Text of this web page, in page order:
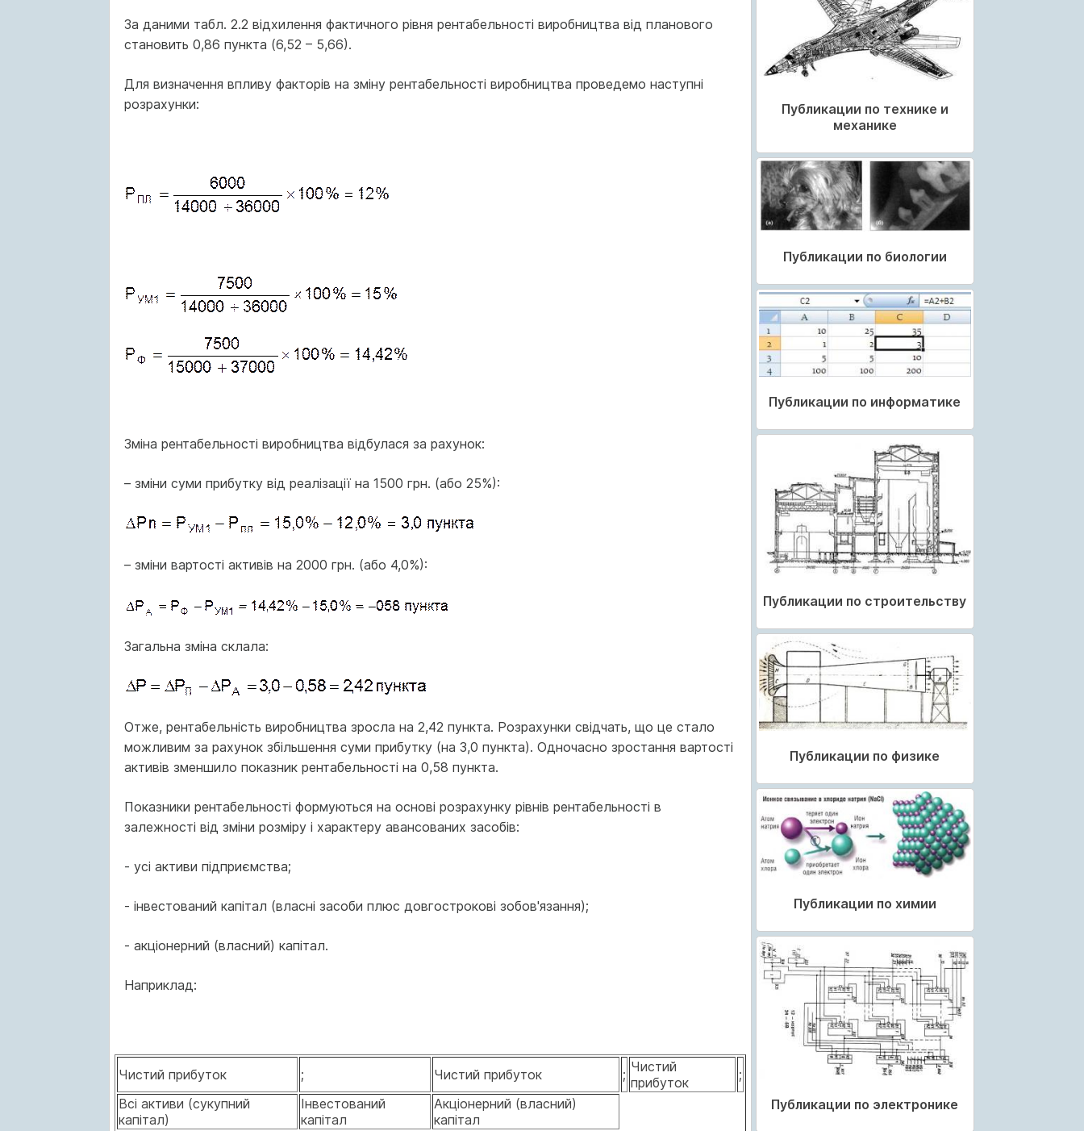
За даними табл. 2.2 відхилення фактичного рівня рентабельності виробництва від планового
становить 0,86 пункта (6,52 – 5,66).
Для визначення впливу факторів на зміну рентабельності виробництва проведемо наступні
розрахунки:
Зміна рентабельності виробництва відбулася за рахунок:
– зміни суми прибутку від реалізації на 1500 грн. (або 25%):
– зміни вартості активів на 2000 грн. (або 4,0%):
Загальна зміна склала:
Отже, рентабельність виробництва зросла на 2,42 пункта. Розрахунки свідчать, що це стало
можливим за рахунок збільшення суми прибутку (на 3,0 пункта). Одночасно зростання вартості
активів зменшило показник рентабельності на 0,58 пункта.
Показники рентабельності формуються на основі розрахунку рівнів рентабельності в
залежності від зміни розміру і характеру авансованих засобів:
- усі активи підприємства;
- інвестований капітал (власні засоби плюс довгострокові зобов'язання);
- акціонерний (власний) капітал.
Наприклад:
Чистий прибуток ; Чистий прибуток ; Чистий
прибуток
;
Всі активи (сукупний
капітал)
Інвестований
капітал
Акціонерний (власний)
капітал
Публикации по технике и
механике
Публикации по биологии
Публикации по информатике
Публикации по строительству
Публикации по физике
Публикации по химии
Публикации по электронике